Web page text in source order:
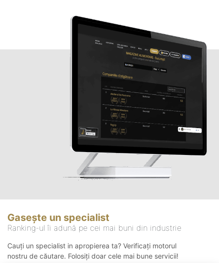
Gasește un specialist
Ranking-ul îi adună pe cei mai buni din industrie
Cauți un specialist in apropierea ta? Verificați motorul
nostru de căutare. Folosiți doar cele mai bune servicii!